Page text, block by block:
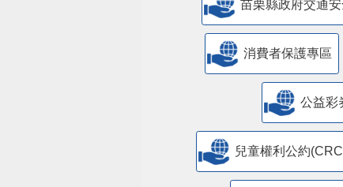
苗栗縣政府交通安
消費者保護專區
公益彩
兒童權利公約